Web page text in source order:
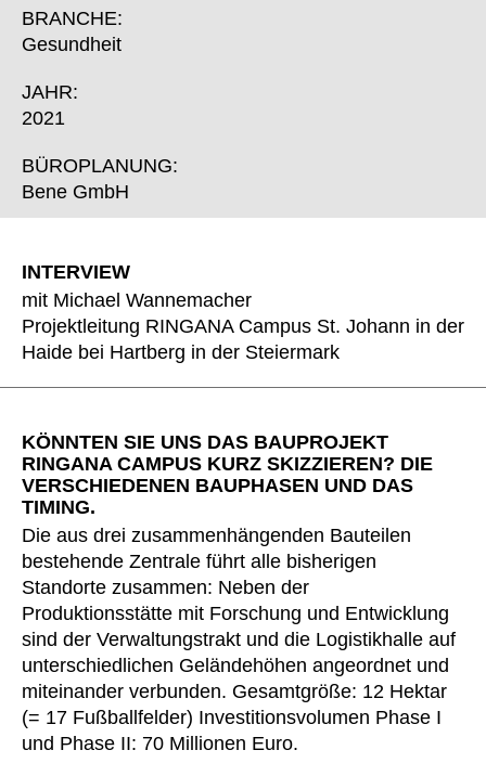
Finnland
Frankreich
Griechenland
Guinea(GN)
Hongkong
Iran(IR)
Irland(IE)
Israel(IL)
Italien(IT)
Jordanien(JO)
Kanada(CA)
Kasachstan
Kenia(KE)
Kroatien
Kuwait(KW)
Lettland(LV)
Liechtenstein(LI)
Litauen(LT)
Luxemburg
BRANCHE:
Gesundheit
JAHR:
2021
BÜROPLANUNG:
Bene GmbH
INTERVIEW
mit Michael Wannemacher
Projektleitung RINGANA Campus St. Johann in der
Haide bei Hartberg in der Steiermark
KÖNNTEN SIE UNS DAS BAUPROJEKT
RINGANA CAMPUS KURZ SKIZZIEREN? DIE
VERSCHIEDENEN BAUPHASEN UND DAS
TIMING.
Die aus drei zusammenhängenden Bauteilen
bestehende Zentrale führt alle bisherigen
Standorte zusammen: Neben der
Produktionsstätte mit Forschung und Entwicklung
sind der Verwaltungstrakt und die Logistikhalle auf
unterschiedlichen Geländehöhen angeordnet und
miteinander verbunden. Gesamtgröße: 12 Hektar
(= 17 Fußballfelder) Investitionsvolumen Phase I
und Phase II: 70 Millionen Euro.